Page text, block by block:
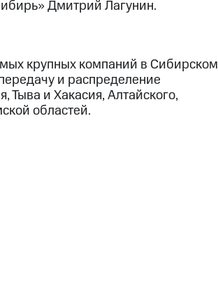
Дмитрий Лагунин.
крупных компаний в Сибирском
и распределение
Тыва и Хакасия, Алтайского,
областей.